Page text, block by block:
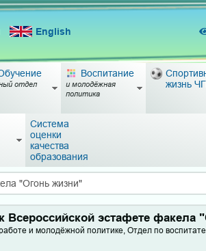
English
отдел
Воспитание
и молодёжная
политика
жизнь
Система
оценки
качества
образования
"Огонь жизни"
Всероссийской эстафете факела
и молодёжной политике, Отдел по